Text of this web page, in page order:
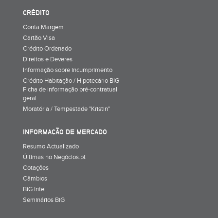
CRÉDITO
Conta Margem
Cartão Visa
Crédito Ordenado
Direitos e Deveres
Informação sobre incumprimento
Crédito Habitação / Hipotecário BIG
Ficha de informação pré-contratual
geral
Moratória / Tempestade "Kristin"
INFORMAÇÃO DE MERCADO
Resumo Actualizado
Últimas no Negócios.pt
Cotações
Câmbios
BiG Intel
Seminários BiG